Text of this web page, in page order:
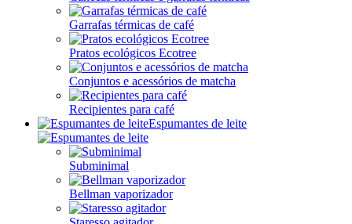
Garrafas térmicas de café
Pratos ecológicos Ecotree
Conjuntos e acessórios de matcha
Recipientes para café
Espumantes de leite
Subminimal
Bellman vaporizador